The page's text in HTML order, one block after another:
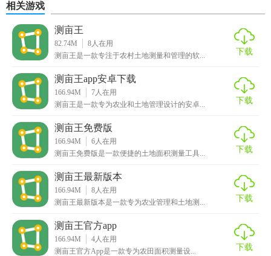
相关游戏
测亩王
82.74M 8人在用
测亩王是一款专注于农村土地测量和管理的软...
下载
测亩王app安卓下载
166.94M 7人在用
测亩王是一款专为农业和土地管理设计的安卓...
下载
测亩王免费版
166.94M 6人在用
测亩王免费版是一款便捷的土地面积测量工具...
下载
测亩王最新版本
166.94M 8人在用
测亩王最新版本是一款专为农业管理和土地测...
下载
测亩王官方app
166.94M 4人在用
测亩王官方App是一款专为农田面积测量设...
下载